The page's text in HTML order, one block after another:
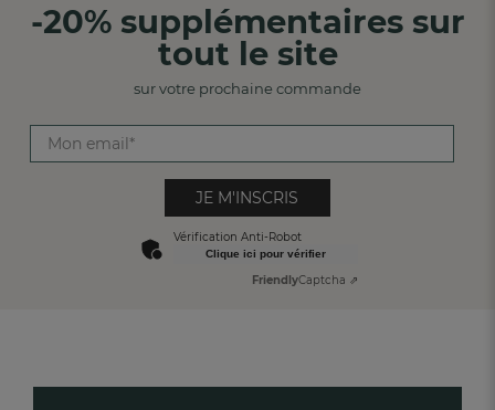
-20% supplémentaires sur
tout le site
sur votre prochaine commande
JE M'INSCRIS
Vérification Anti-Robot
Clique ici pour vérifier
FriendlyCaptcha ⇗